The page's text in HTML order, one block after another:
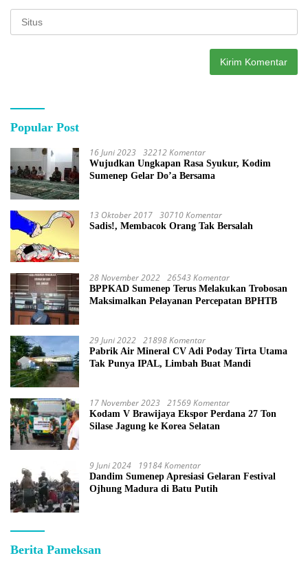
Popular Post
16 Juni 2023 32212 Komentar
Wujudkan Ungkapan Rasa Syukur, Kodim
Sumenep Gelar Do’a Bersama
13 Oktober 2017 30710 Komentar
Sadis!, Membacok Orang Tak Bersalah
28 November 2022 26543 Komentar
BPPKAD Sumenep Terus Melakukan Trobosan
Maksimalkan Pelayanan Percepatan BPHTB
29 Juni 2022 21898 Komentar
Pabrik Air Mineral CV Adi Poday Tirta Utama
Tak Punya IPAL, Limbah Buat Mandi
17 November 2023 21569 Komentar
Kodam V Brawijaya Ekspor Perdana 27 Ton
Silase Jagung ke Korea Selatan
9 Juni 2024 19184 Komentar
Dandim Sumenep Apresiasi Gelaran Festival
Ojhung Madura di Batu Putih
Berita Pameksan